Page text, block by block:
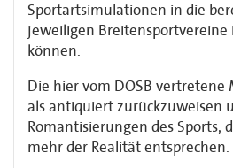
Sportartsimulationen in die
jeweiligen
können.
Die hier vom DOSB vertretene
als antiquiert zurückzuweisen
Romantisierungen des Sports,
mehr der Realität entsprechen.